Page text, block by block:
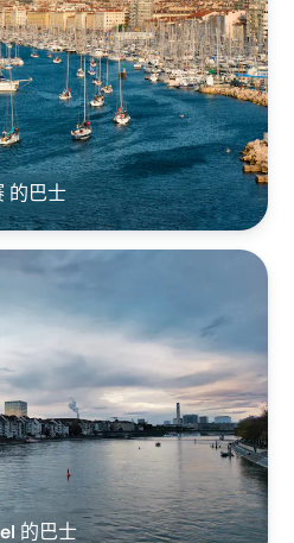
的巴士
的巴士